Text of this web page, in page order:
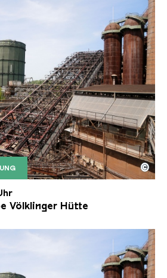
der Völklinger Hütte mit
Völklinger Hütte | Karl
©
Völklinger Hütte